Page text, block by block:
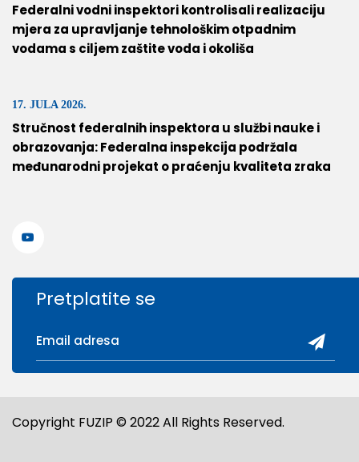
Federalni vodni inspektori kontrolisali realizaciju
mjera za upravljanje tehnološkim otpadnim
vodama s ciljem zaštite voda i okoliša
17. JULA 2026.
Stručnost federalnih inspektora u službi nauke i
obrazovanja: Federalna inspekcija podržala
međunarodni projekat o praćenju kvaliteta zraka
Pretplatite se
Copyright FUZIP © 2022 All Rights Reserved.